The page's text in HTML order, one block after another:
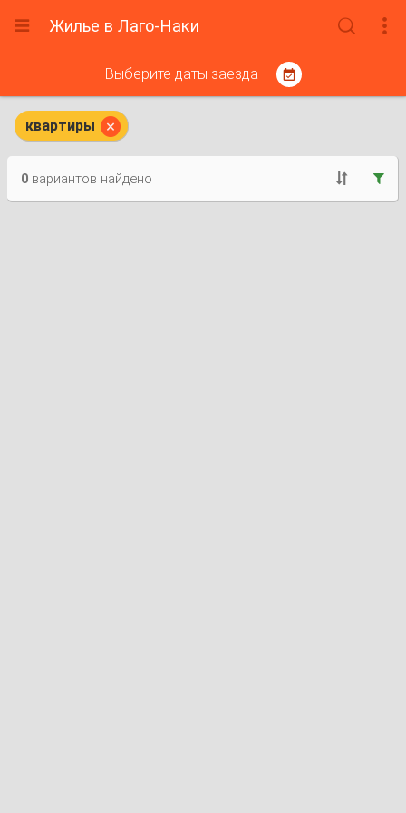
 Жилье в Лаго-Наки  
Выберите даты заезда 
квартиры 


0вариантов найдено